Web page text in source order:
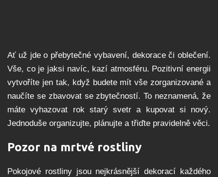
Ať už jde o přebytečné vybavení, dekorace či oblečení.
Vše, co je jaksi navíc, kazí atmosféru. Pozitivní energii
vytvoříte jen tak, když budete mít vše zorganizované a
naučíte se zbavovat se zbytečností. To neznamená, že
máte vyhazovat rok starý svetr a kupovat si nový.
Jednoduše organizujte, plánujte a třiďte pravidelně věci.
Pozor na mrtvé rostliny
Pokojové rostliny jsou nejkrásnější dekorací každého